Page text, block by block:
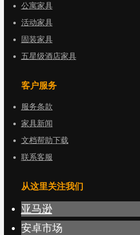
公寓家具
活动家具
固装家具
五星级酒店家具
客户服务
服务条款
家具新闻
文档帮助下载
联系客服
从这里关注我们
亚马逊
安卓市场